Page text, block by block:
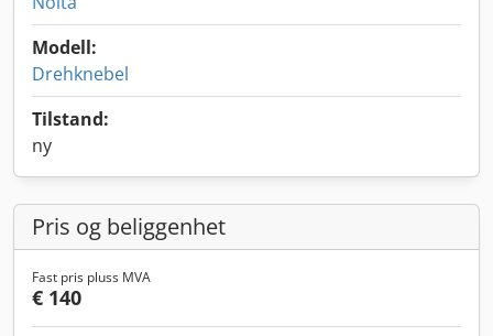
Modell:
Drehknebel
Tilstand:
ny
Pris og beliggenhet
Fast pris pluss MVA
€ 140